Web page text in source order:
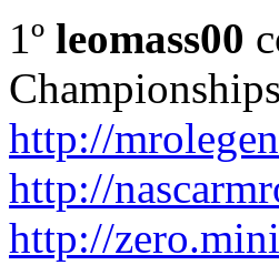
1º leomass00
http://
http://
http://